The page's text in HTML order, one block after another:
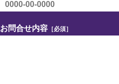
お問合せ内容 ［必須］